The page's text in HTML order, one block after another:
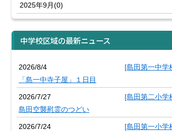
2025年9月(0)
中学校区域の最新ニュース
2026/8/4
[島田第一中学
「島一中寺子屋」１日目
2026/7/27
[島田第二小学
島田空襲慰霊のつどい
2026/7/24
[島田第一小学